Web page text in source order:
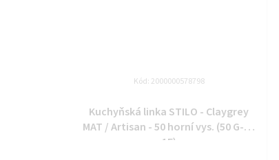
Kuchyňská linka STILO - Claygrey
MAT / Artisan - 50 horní vys. (50 G-90
1F)
Kód: 2000000578798